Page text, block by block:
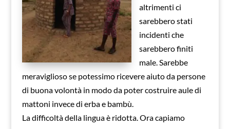
altrimenti ci
sarebbero stati
incidenti che
sarebbero finiti
male. Sarebbe
meraviglioso se potessimo ricevere aiuto da persone
di buona volontà in modo da poter costruire aule di
mattoni invece di erba e bambù.
La difficoltà della lingua è ridotta. Ora capiamo